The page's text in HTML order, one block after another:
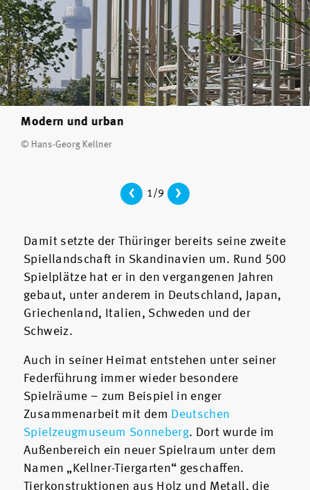
Modern und urban
© Hans-Georg Kellner
< 1/9 >
Damit setzte der Thüringer bereits seine zweite
Spiellandschaft in Skandinavien um. Rund 500
Spielplätze hat er in den vergangenen Jahren
gebaut, unter anderem in Deutschland, Japan,
Griechenland, Italien, Schweden und der
Schweiz.
Auch in seiner Heimat entstehen unter seiner
Federführung immer wieder besondere
Spielräume – zum Beispiel in enger
Zusammenarbeit mit dem Deutschen
Spielzeugmuseum Sonneberg. Dort wurde im
Außenbereich ein neuer Spielraum unter dem
Namen „Kellner-Tiergarten“ geschaffen.
Tierkonstruktionen aus Holz und Metall, die